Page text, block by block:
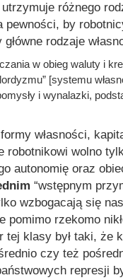
różnego
pewności, by
rodzaje
w obieg waluty i
[systemu
i wynalazki,
własności,
robotnikowi wolno
autonomię oraz
“wstępnym
wzbogacają się
pomimo rzekomo
tej klasy był taki, że
czy też
represji